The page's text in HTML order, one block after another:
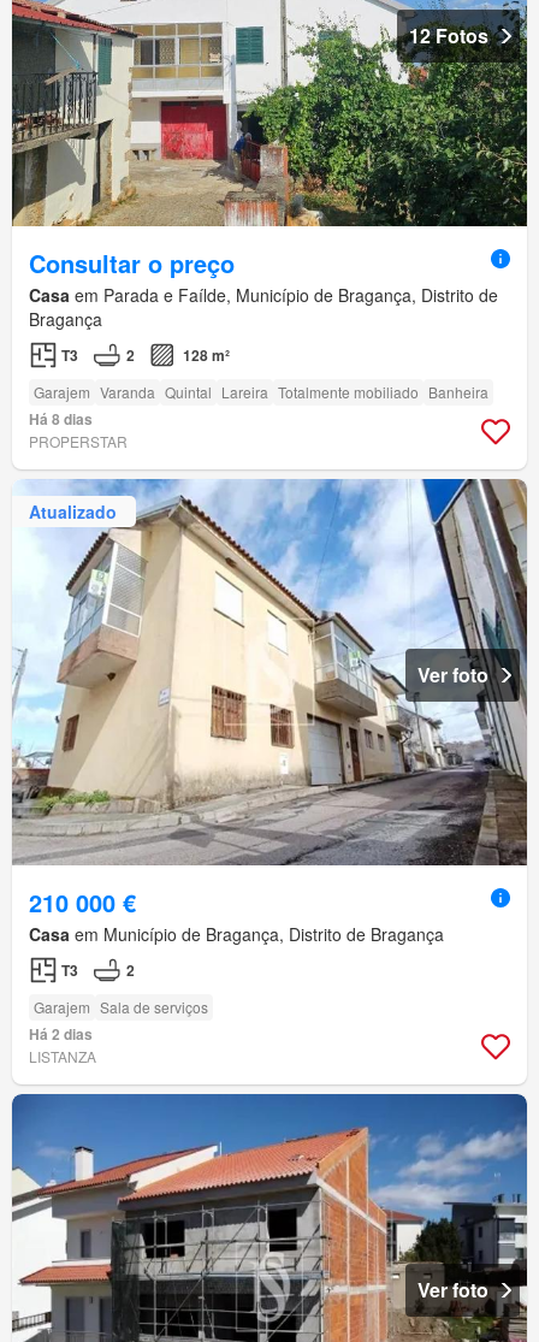
12 Fotos
Consultar o preço
Casa em Parada e Faílde, Município de Bragança, Distrito de
Bragança
T3 2 128 m²
Garajem Varanda Quintal Lareira Totalmente mobiliado Banheira
Há 8 dias
PROPERSTAR
Atualizado
Ver foto
210 000 €
Casa em Município de Bragança, Distrito de Bragança
T3 2
Garajem Sala de serviços
Há 2 dias
LISTANZA
Ver foto